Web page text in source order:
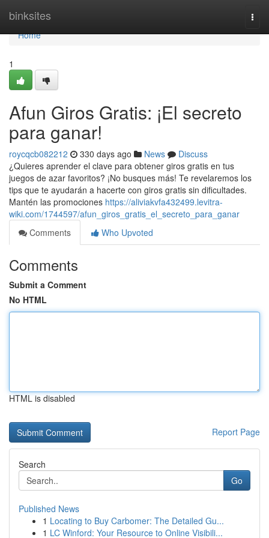
binksites
Home
Home
1
Afun Giros Gratis: ¡El secreto
para ganar!
roycqcb082212 330 days ago News
Discuss
¿Quieres aprender el clave para obtener giros gratis en tus
juegos de azar favoritos? ¡No busques más! Te revelaremos los
tips que te ayudarán a hacerte con giros gratis sin dificultades.
Mantén las promociones https://aliviakvfa432499.levitra-
wiki.com/1744597/afun_giros_gratis_el_secreto_para_ganar
Comments
Who Upvoted
Comments
Submit a Comment
No HTML
HTML is disabled
Report Page
Search
Go
Published News
1 Locating to Buy Carbomer: The Detailed Gu...
1 LC Winford: Your Resource to Online Visibili...